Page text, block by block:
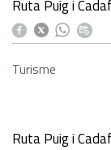
Ruta Puig i
Turisme
Ruta Puig i